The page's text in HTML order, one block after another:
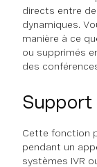
directs entre
dynamiques.
manière à ce
ou supprimés
des
Support
Cette fonction
pendant un
systèmes IVR